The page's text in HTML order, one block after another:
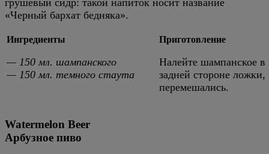
грушевый сидр: такой напиток носит название
«Черный бархат бедняка».
Ингредиенты
— 150 мл. шампанского
— 150 мл. темного стаута
Приготовление
Налейте шампанское в
задней стороне ложки,
перемешались.
Watermelon Beer
Арбузное пиво